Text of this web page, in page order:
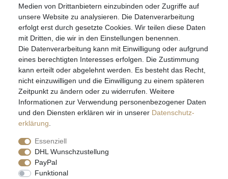
Medien von Drittanbietern einzubinden oder Zugriffe auf
unsere Website zu analysieren. Die Datenverarbeitung
erfolgt erst durch gesetzte Cookies. Wir teilen diese Daten
mit Dritten, die wir in den Einstellungen benennen.
Die Datenverarbeitung kann mit Einwilligung oder aufgrund
eines berechtigten Interesses erfolgen. Die Zustimmung
kann erteilt oder abgelehnt werden. Es besteht das Recht,
nicht einzuwilligen und die Einwilligung zu einem späteren
Zeitpunkt zu ändern oder zu widerrufen. Weitere
Informationen zur Verwendung personenbezogener Daten
und den Diensten erklären wir in unserer Daten­schutz­
erklärung
Essenziell
DHL Wunschzustellung
PayPal
Funktional
Widerrufs­recht Widerrufs­formular Impressum
Daten­schutz­erklärung AGB
E-MAIL **
Hiermit bestätige ich, dass ich die